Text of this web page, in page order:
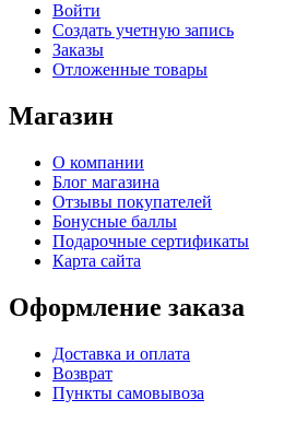
Войти
Создать учетную запись
Заказы
Отложенные товары
Магазин
О компании
Блог магазина
Отзывы покупателей
Бонусные баллы
Подарочные сертификаты
Карта сайта
Оформление заказа
Доставка и оплата
Возврат
Пункты самовывоза